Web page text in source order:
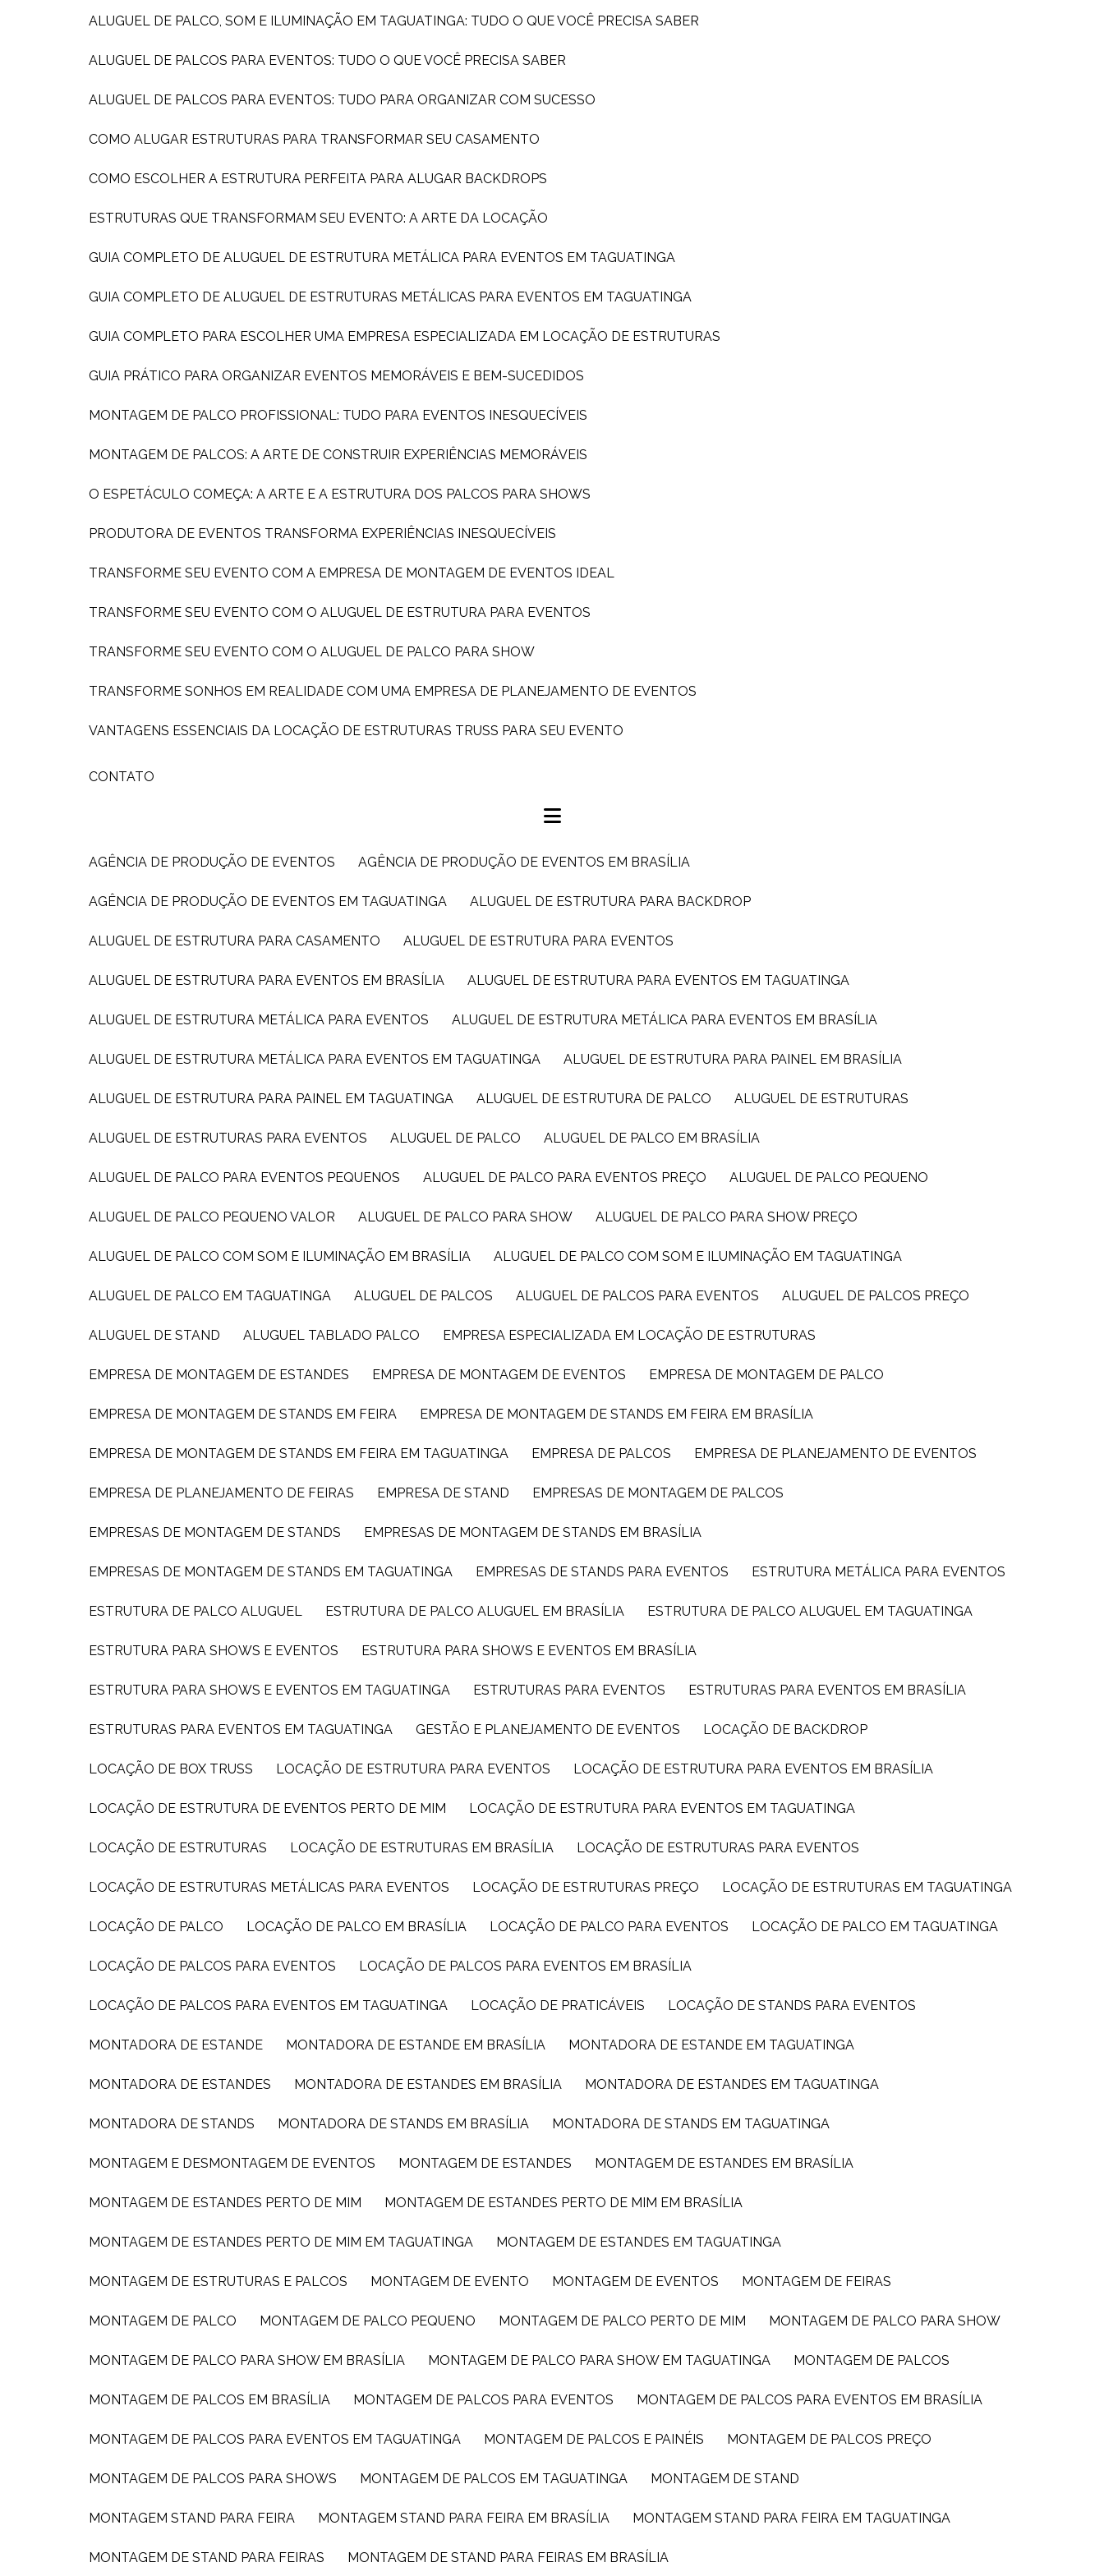
ALUGUEL DE PALCO, SOM E ILUMINAÇÃO EM TAGUATINGA: TUDO O QUE VOCÊ PRECISA SABER
ALUGUEL DE PALCOS PARA EVENTOS: TUDO O QUE VOCÊ PRECISA SABER
ALUGUEL DE PALCOS PARA EVENTOS: TUDO PARA ORGANIZAR COM SUCESSO
COMO ALUGAR ESTRUTURAS PARA TRANSFORMAR SEU CASAMENTO
COMO ESCOLHER A ESTRUTURA PERFEITA PARA ALUGAR BACKDROPS
ESTRUTURAS QUE TRANSFORMAM SEU EVENTO: A ARTE DA LOCAÇÃO
GUIA COMPLETO DE ALUGUEL DE ESTRUTURA METÁLICA PARA EVENTOS EM TAGUATINGA
GUIA COMPLETO DE ALUGUEL DE ESTRUTURAS METÁLICAS PARA EVENTOS EM TAGUATINGA
GUIA COMPLETO PARA ESCOLHER UMA EMPRESA ESPECIALIZADA EM LOCAÇÃO DE ESTRUTURAS
GUIA PRÁTICO PARA ORGANIZAR EVENTOS MEMORÁVEIS E BEM-SUCEDIDOS
MONTAGEM DE PALCO PROFISSIONAL: TUDO PARA EVENTOS INESQUECÍVEIS
MONTAGEM DE PALCOS: A ARTE DE CONSTRUIR EXPERIÊNCIAS MEMORÁVEIS
O ESPETÁCULO COMEÇA: A ARTE E A ESTRUTURA DOS PALCOS PARA SHOWS
PRODUTORA DE EVENTOS TRANSFORMA EXPERIÊNCIAS INESQUECÍVEIS
TRANSFORME SEU EVENTO COM A EMPRESA DE MONTAGEM DE EVENTOS IDEAL
TRANSFORME SEU EVENTO COM O ALUGUEL DE ESTRUTURA PARA EVENTOS
TRANSFORME SEU EVENTO COM O ALUGUEL DE PALCO PARA SHOW
TRANSFORME SONHOS EM REALIDADE COM UMA EMPRESA DE PLANEJAMENTO DE EVENTOS
VANTAGENS ESSENCIAIS DA LOCAÇÃO DE ESTRUTURAS TRUSS PARA SEU EVENTO
CONTATO
AGÊNCIA DE PRODUÇÃO DE EVENTOS AGÊNCIA DE PRODUÇÃO DE EVENTOS EM BRASÍLIA
AGÊNCIA DE PRODUÇÃO DE EVENTOS EM TAGUATINGA ALUGUEL DE ESTRUTURA PARA BACKDROP
ALUGUEL DE ESTRUTURA PARA CASAMENTO ALUGUEL DE ESTRUTURA PARA EVENTOS
ALUGUEL DE ESTRUTURA PARA EVENTOS EM BRASÍLIA ALUGUEL DE ESTRUTURA PARA EVENTOS EM TAGUATINGA
ALUGUEL DE ESTRUTURA METÁLICA PARA EVENTOS ALUGUEL DE ESTRUTURA METÁLICA PARA EVENTOS EM BRASÍLIA
ALUGUEL DE ESTRUTURA METÁLICA PARA EVENTOS EM TAGUATINGA ALUGUEL DE ESTRUTURA PARA PAINEL EM BRASÍLIA
ALUGUEL DE ESTRUTURA PARA PAINEL EM TAGUATINGA ALUGUEL DE ESTRUTURA DE PALCO ALUGUEL DE ESTRUTURAS
ALUGUEL DE ESTRUTURAS PARA EVENTOS ALUGUEL DE PALCO ALUGUEL DE PALCO EM BRASÍLIA
ALUGUEL DE PALCO PARA EVENTOS PEQUENOS ALUGUEL DE PALCO PARA EVENTOS PREÇO ALUGUEL DE PALCO PEQUENO
ALUGUEL DE PALCO PEQUENO VALOR ALUGUEL DE PALCO PARA SHOW ALUGUEL DE PALCO PARA SHOW PREÇO
ALUGUEL DE PALCO COM SOM E ILUMINAÇÃO EM BRASÍLIA ALUGUEL DE PALCO COM SOM E ILUMINAÇÃO EM TAGUATINGA
ALUGUEL DE PALCO EM TAGUATINGA ALUGUEL DE PALCOS ALUGUEL DE PALCOS PARA EVENTOS ALUGUEL DE PALCOS PREÇO
ALUGUEL DE STAND ALUGUEL TABLADO PALCO EMPRESA ESPECIALIZADA EM LOCAÇÃO DE ESTRUTURAS
EMPRESA DE MONTAGEM DE ESTANDES EMPRESA DE MONTAGEM DE EVENTOS EMPRESA DE MONTAGEM DE PALCO
EMPRESA DE MONTAGEM DE STANDS EM FEIRA EMPRESA DE MONTAGEM DE STANDS EM FEIRA EM BRASÍLIA
EMPRESA DE MONTAGEM DE STANDS EM FEIRA EM TAGUATINGA EMPRESA DE PALCOS EMPRESA DE PLANEJAMENTO DE EVENTOS
EMPRESA DE PLANEJAMENTO DE FEIRAS EMPRESA DE STAND EMPRESAS DE MONTAGEM DE PALCOS
EMPRESAS DE MONTAGEM DE STANDS EMPRESAS DE MONTAGEM DE STANDS EM BRASÍLIA
EMPRESAS DE MONTAGEM DE STANDS EM TAGUATINGA EMPRESAS DE STANDS PARA EVENTOS ESTRUTURA METÁLICA PARA EVENTOS
ESTRUTURA DE PALCO ALUGUEL ESTRUTURA DE PALCO ALUGUEL EM BRASÍLIA ESTRUTURA DE PALCO ALUGUEL EM TAGUATINGA
ESTRUTURA PARA SHOWS E EVENTOS ESTRUTURA PARA SHOWS E EVENTOS EM BRASÍLIA
ESTRUTURA PARA SHOWS E EVENTOS EM TAGUATINGA ESTRUTURAS PARA EVENTOS ESTRUTURAS PARA EVENTOS EM BRASÍLIA
ESTRUTURAS PARA EVENTOS EM TAGUATINGA GESTÃO E PLANEJAMENTO DE EVENTOS LOCAÇÃO DE BACKDROP
LOCAÇÃO DE BOX TRUSS LOCAÇÃO DE ESTRUTURA PARA EVENTOS LOCAÇÃO DE ESTRUTURA PARA EVENTOS EM BRASÍLIA
LOCAÇÃO DE ESTRUTURA DE EVENTOS PERTO DE MIM LOCAÇÃO DE ESTRUTURA PARA EVENTOS EM TAGUATINGA
LOCAÇÃO DE ESTRUTURAS LOCAÇÃO DE ESTRUTURAS EM BRASÍLIA LOCAÇÃO DE ESTRUTURAS PARA EVENTOS
LOCAÇÃO DE ESTRUTURAS METÁLICAS PARA EVENTOS LOCAÇÃO DE ESTRUTURAS PREÇO LOCAÇÃO DE ESTRUTURAS EM TAGUATINGA
LOCAÇÃO DE PALCO LOCAÇÃO DE PALCO EM BRASÍLIA LOCAÇÃO DE PALCO PARA EVENTOS LOCAÇÃO DE PALCO EM TAGUATINGA
LOCAÇÃO DE PALCOS PARA EVENTOS LOCAÇÃO DE PALCOS PARA EVENTOS EM BRASÍLIA
LOCAÇÃO DE PALCOS PARA EVENTOS EM TAGUATINGA LOCAÇÃO DE PRATICÁVEIS LOCAÇÃO DE STANDS PARA EVENTOS
MONTADORA DE ESTANDE MONTADORA DE ESTANDE EM BRASÍLIA MONTADORA DE ESTANDE EM TAGUATINGA
MONTADORA DE ESTANDES MONTADORA DE ESTANDES EM BRASÍLIA MONTADORA DE ESTANDES EM TAGUATINGA
MONTADORA DE STANDS MONTADORA DE STANDS EM BRASÍLIA MONTADORA DE STANDS EM TAGUATINGA
MONTAGEM E DESMONTAGEM DE EVENTOS MONTAGEM DE ESTANDES MONTAGEM DE ESTANDES EM BRASÍLIA
MONTAGEM DE ESTANDES PERTO DE MIM MONTAGEM DE ESTANDES PERTO DE MIM EM BRASÍLIA
MONTAGEM DE ESTANDES PERTO DE MIM EM TAGUATINGA MONTAGEM DE ESTANDES EM TAGUATINGA
MONTAGEM DE ESTRUTURAS E PALCOS MONTAGEM DE EVENTO MONTAGEM DE EVENTOS MONTAGEM DE FEIRAS
MONTAGEM DE PALCO MONTAGEM DE PALCO PEQUENO MONTAGEM DE PALCO PERTO DE MIM MONTAGEM DE PALCO PARA SHOW
MONTAGEM DE PALCO PARA SHOW EM BRASÍLIA MONTAGEM DE PALCO PARA SHOW EM TAGUATINGA MONTAGEM DE PALCOS
MONTAGEM DE PALCOS EM BRASÍLIA MONTAGEM DE PALCOS PARA EVENTOS MONTAGEM DE PALCOS PARA EVENTOS EM BRASÍLIA
MONTAGEM DE PALCOS PARA EVENTOS EM TAGUATINGA MONTAGEM DE PALCOS E PAINÉIS MONTAGEM DE PALCOS PREÇO
MONTAGEM DE PALCOS PARA SHOWS MONTAGEM DE PALCOS EM TAGUATINGA MONTAGEM DE STAND
MONTAGEM STAND PARA FEIRA MONTAGEM STAND PARA FEIRA EM BRASÍLIA MONTAGEM STAND PARA FEIRA EM TAGUATINGA
MONTAGEM DE STAND PARA FEIRAS MONTAGEM DE STAND PARA FEIRAS EM BRASÍLIA